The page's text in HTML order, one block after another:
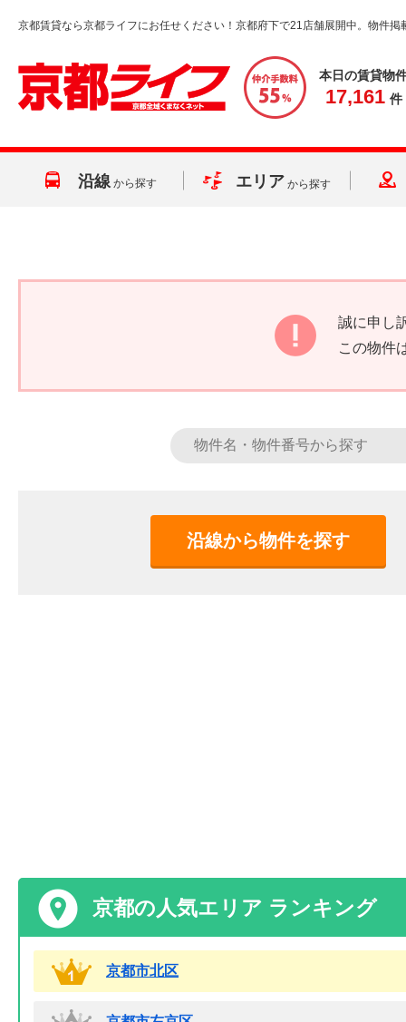
京都賃貸なら京都ライフにお任せください！京都府下で21店舗展開中。物件掲
本日の賃貸物
17,161 件
沿線 から探す エリア から探す
誠に申し
この物件
沿線から物件を探す
京都の人気エリア ランキング
京都市北区